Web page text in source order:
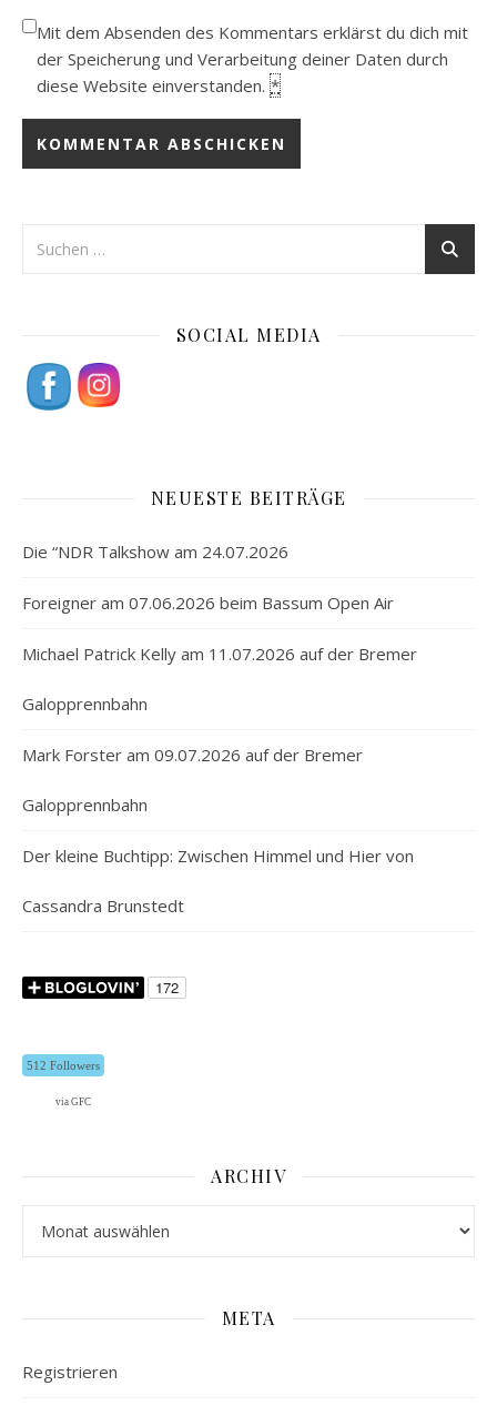
Mit dem Absenden des Kommentars erklärst du dich mit
der Speicherung und Verarbeitung deiner Daten durch
diese Website einverstanden. *
SOCIAL MEDIA
NEUESTE BEITRÄGE
Die “NDR Talkshow am 24.07.2026
Foreigner am 07.06.2026 beim Bassum Open Air
Michael Patrick Kelly am 11.07.2026 auf der Bremer
Galopprennbahn
Mark Forster am 09.07.2026 auf der Bremer
Galopprennbahn
Der kleine Buchtipp: Zwischen Himmel und Hier von
Cassandra Brunstedt
512 Followers
via GFC
ARCHIV
META
Registrieren